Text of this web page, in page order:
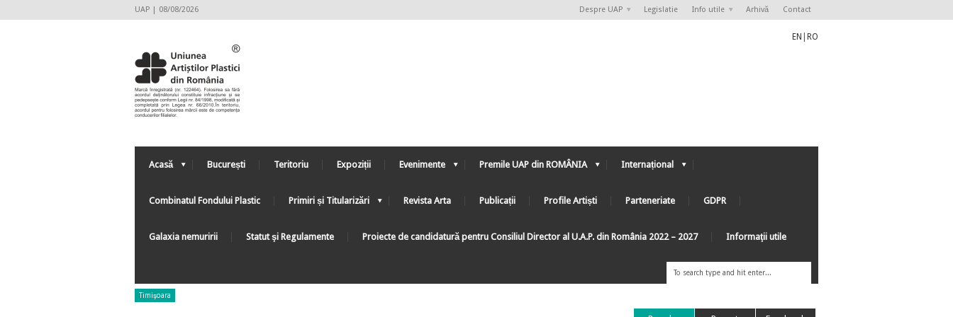
UAP | 08/08/2026 Despre UAP Legislatie Info utile Arhivă Contact
EN RO
Acasă București Teritoriu Expoziții Evenimente Premile UAP din ROMÂNIA Internațional
Combinatul Fondului Plastic Primiri și Titularizări Revista Arta Publicații Profile Artiști Parteneriate GDPR
Galaxia nemuririi Statut şi Regulamente Proiecte de candidatură pentru Consiliul Director al U.A.P. din România 2022 – 2027 Informaţii utile
Timişoara